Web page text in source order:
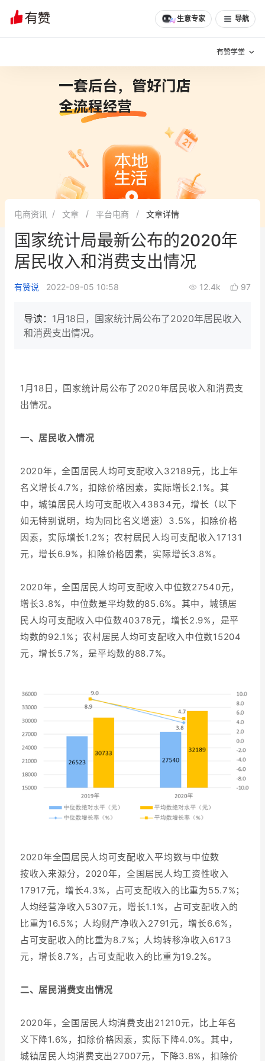
生意专家 导航
有赞学堂
增长方法
有赞专家说
新零售最佳实践
面对面聊增长
新零售大会 新零售茶会
增长产品指南
产品更新动态 帮助中心
品牌消费观
新零售资讯
培训课程
私域课程 新零售内参
增长俱乐部
增长俱乐部 有赞商盟
商家社区 社群交流
合作共进
认证服务商
有赞云 数据通服务
电商资讯 文章 平台电商 文章详情
国家统计局最新公布的2020年
居民收入和消费支出情况
有赞说 2022-09-05 10:58 12.4k 97
导读： 1月18日，国家统计局公布了2020年居民收入
和消费支出情况。
1月18日，国家统计局公布了2020年居民收入和消费支
出情况。
一、居民收入情况
2020年，全国居民人均可支配收入32189元，比上年
名义增长4.7%，扣除价格因素，实际增长2.1%。其
中，城镇居民人均可支配收入43834元，增长（以下
如无特别说明，均为同比名义增速）3.5%，扣除价格
因素，实际增长1.2%；农村居民人均可支配收入17131
元，增长6.9%，扣除价格因素，实际增长3.8%。
2020年，全国居民人均可支配收入中位数27540元，
增长3.8%，中位数是平均数的85.6%。其中，城镇居
民人均可支配收入中位数40378元，增长2.9%，是平
均数的92.1%；农村居民人均可支配收入中位数15204
元，增长5.7%，是平均数的88.7%。
2020年全国居民人均可支配收入平均数与中位数
按收入来源分，2020年，全国居民人均工资性收入
17917元，增长4.3%，占可支配收入的比重为55.7%；
人均经营净收入5307元，增长1.1%，占可支配收入的
比重为16.5%；人均财产净收入2791元，增长6.6%，
占可支配收入的比重为8.7%；人均转移净收入6173
元，增长8.7%，占可支配收入的比重为19.2%。
二、居民消费支出情况
2020年，全国居民人均消费支出21210元，比上年名
义下降1.6%，扣除价格因素，实际下降4.0%。其中，
城镇居民人均消费支出27007元，下降3.8%，扣除价